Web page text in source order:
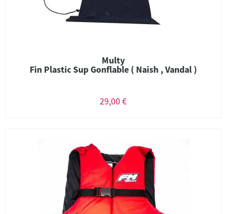
Multy
Fin Plastic Sup Gonflable ( Naish , Vandal )
29,00 €